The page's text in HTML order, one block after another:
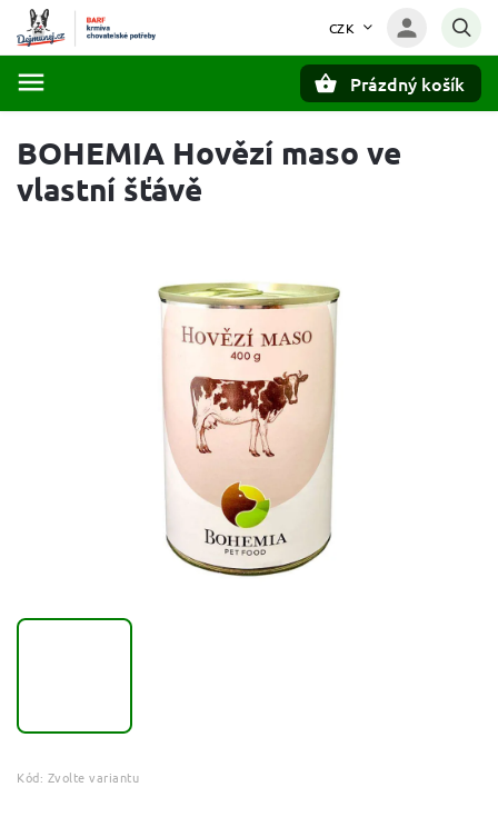
CZK
Prázdný košík
BOHEMIA Hovězí maso ve
vlastní šťávě
Kód: Zvolte variantu